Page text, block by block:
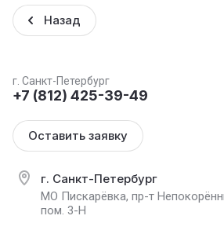
Назад
г. Санкт-Петербург
+7 (812) 425-39-49
Оставить заявку
г. Санкт-Петербург
МО Пискарёвка, пр-т
пом. 3-Н